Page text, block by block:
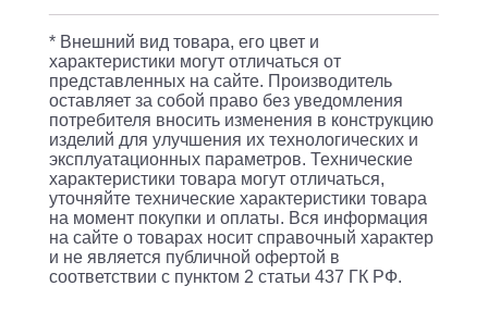
* Внешний вид товара, его цвет и
характеристики могут отличаться от
представленных на сайте. Производитель
оставляет за собой право без уведомления
потребителя вносить изменения в конструкцию
изделий для улучшения их технологических и
эксплуатационных параметров. Технические
характеристики товара могут отличаться,
уточняйте технические характеристики товара
на момент покупки и оплаты. Вся информация
на сайте о товарах носит справочный характер
и не является публичной офертой в
соответствии с пунктом 2 статьи 437 ГК РФ.